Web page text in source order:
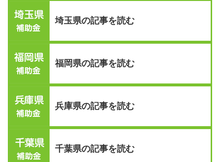
埼玉県の記事を読む
福岡県の記事を読む
兵庫県の記事を読む
千葉県の記事を読む